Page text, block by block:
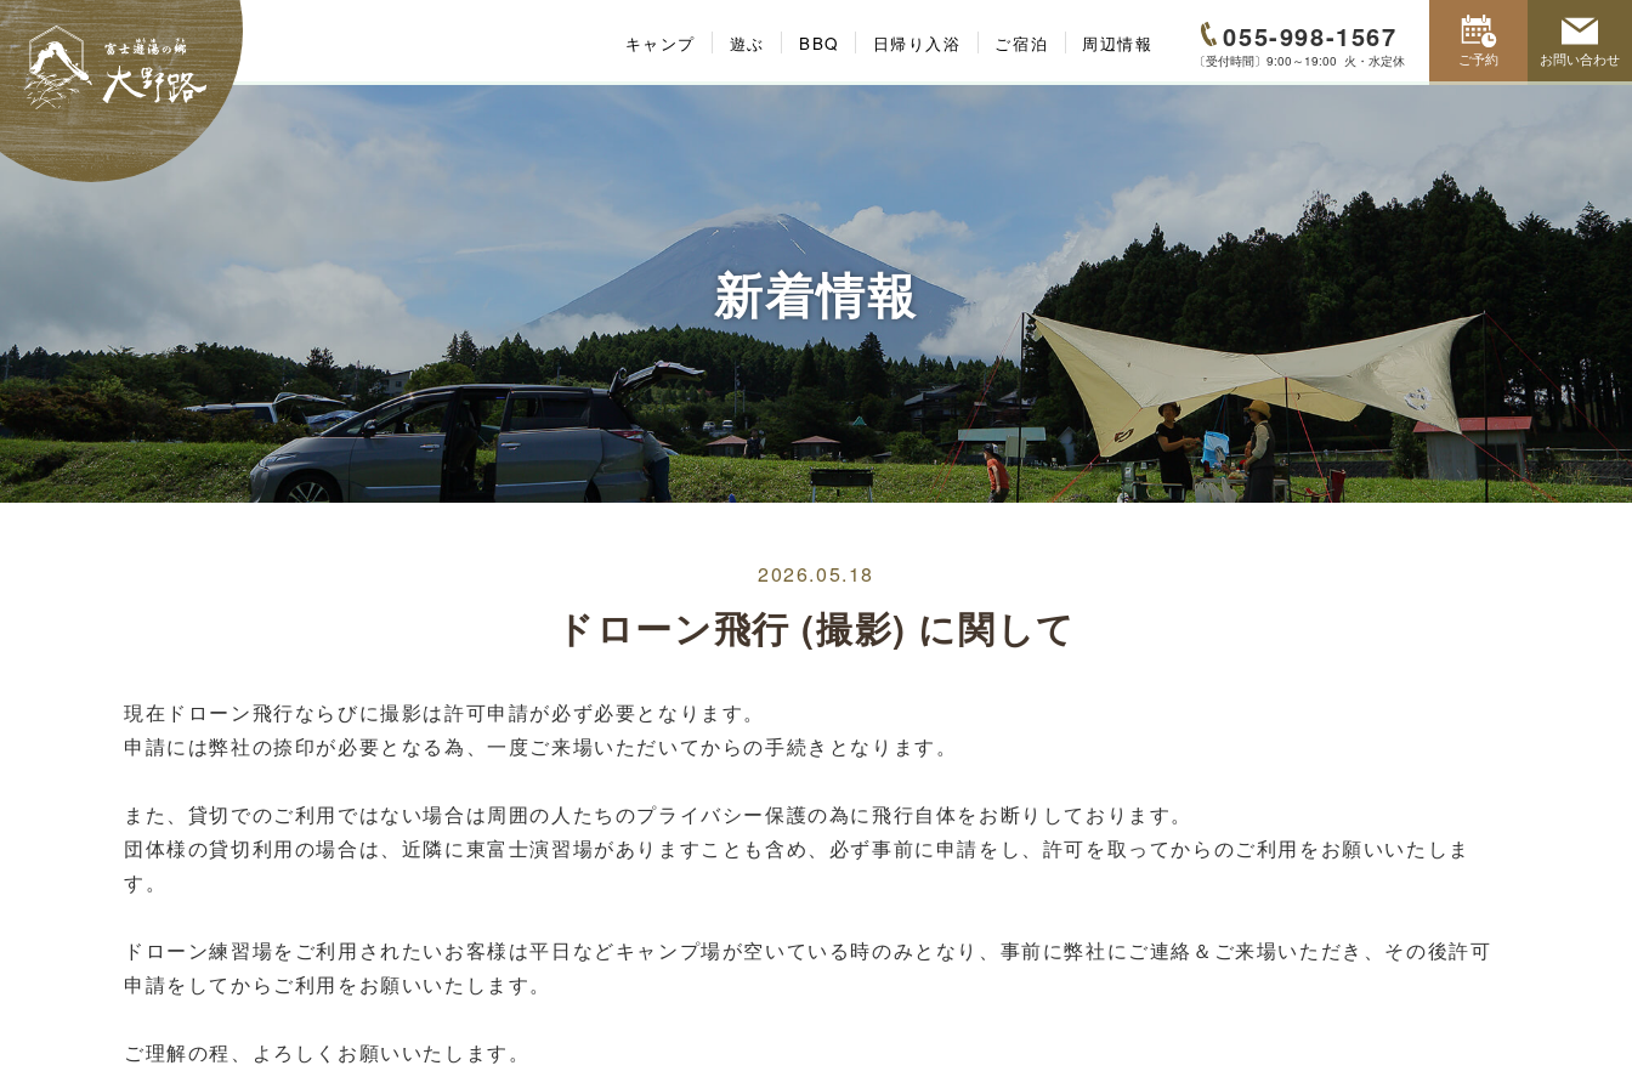
キャンプ 遊ぶ BBQ 日帰り入浴 ご宿泊 周辺情報 055-998-1567
〔受付時間〕9:00～19:00 火・水定休 ご予約 お問い合わせ
新着情報
2026.05.18
ドローン飛行 (撮影) に関して
現在ドローン飛行ならびに撮影は許可申請が必ず必要となります。
申請には弊社の捺印が必要となる為、一度ご来場いただいてからの手続きとなります。
また、貸切でのご利用ではない場合は周囲の人たちのプライバシー保護の為に飛行自体をお断りしております。
団体様の貸切利用の場合は、近隣に東富士演習場がありますことも含め、必ず事前に申請をし、許可を取ってからのご利用をお願いいたしま
す。
ドローン練習場をご利用されたいお客様は平日などキャンプ場が空いている時のみとなり、事前に弊社にご連絡＆ご来場いただき、その後許可
申請をしてからご利用をお願いいたします。
ご理解の程、よろしくお願いいたします。